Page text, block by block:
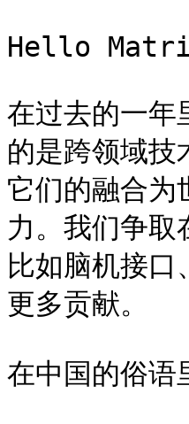
Hello
在过去的一年
的是跨领域技
它们的融合
力。我们争取
比如脑机接口
更多贡献。
在中国的俗语